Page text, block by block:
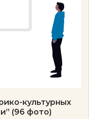
культурных
(96 фото)